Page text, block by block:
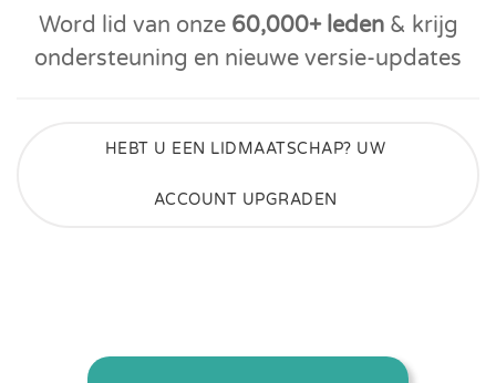
Word lid van onze 60,000+ leden& krijg
ondersteuning en nieuwe versie-updates
HEBT U EEN LIDMAATSCHAP? UW
ACCOUNT UPGRADEN